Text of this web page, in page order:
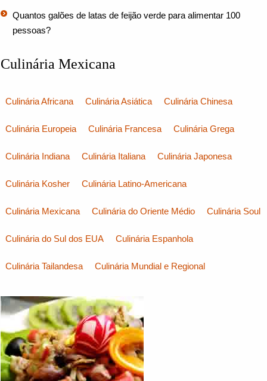
Quantos galões de latas de feijão verde para alimentar 100
pessoas?
Culinária Mexicana
Culinária Africana Culinária Asiática Culinária Chinesa
Culinária Europeia Culinária Francesa Culinária Grega
Culinária Indiana Culinária Italiana Culinária Japonesa
Culinária Kosher Culinária Latino-Americana
Culinária Mexicana Culinária do Oriente Médio Culinária Soul
Culinária do Sul dos EUA Culinária Espanhola
Culinária Tailandesa Culinária Mundial e Regional